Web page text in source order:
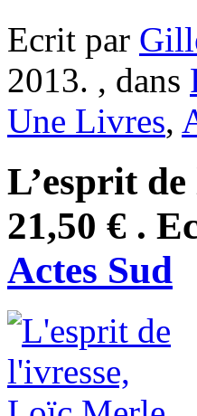
Ecrit par
2013. , dans
Une Livres,
L’esprit de
21,50 € .
Actes Sud